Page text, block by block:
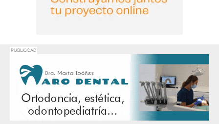
PUBLICIDAD